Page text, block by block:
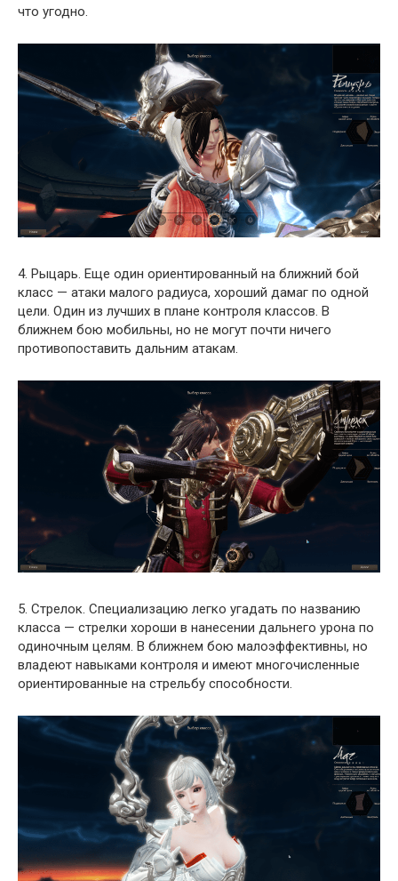
что угодно.
4. Рыцарь. Еще один ориентированный на ближний бой
класс — атаки малого радиуса, хороший дамаг по одной
цели. Один из лучших в плане контроля классов. В
ближнем бою мобильны, но не могут почти ничего
противопоставить дальним атакам.
5. Стрелок. Специализацию легко угадать по названию
класса — стрелки хороши в нанесении дальнего урона по
одиночным целям. В ближнем бою малоэффективны, но
владеют навыками контроля и имеют многочисленные
ориентированные на стрельбу способности.